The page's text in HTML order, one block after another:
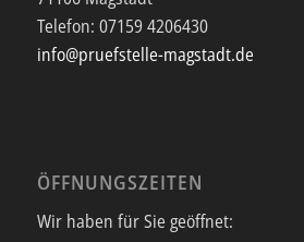
Telefon: 07159 4206430
info@pruefstelle-magstadt.de
ÖFFNUNGSZEITEN
Wir haben für Sie geöffnet: